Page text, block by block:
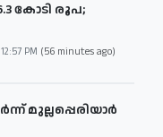
കോടി രൂപ;
PM (56 minutes ago)
മുല്ലപ്പെരിയാർ